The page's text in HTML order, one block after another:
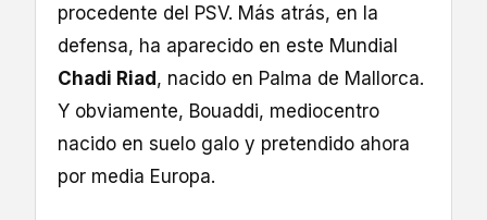
procedente del PSV. Más atrás, en la
defensa, ha aparecido en este Mundial
Chadi Riad, nacido en Palma de Mallorca.
Y obviamente, Bouaddi, mediocentro
nacido en suelo galo y pretendido ahora
por media Europa.